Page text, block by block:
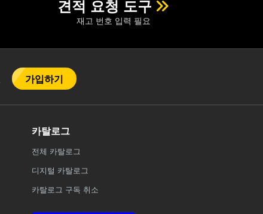
견적 요청 도구
재고 번호 입력 필요
가입하기
카탈로그
전체 카탈로그
디지털 카탈로그
카탈로그 구독 취소